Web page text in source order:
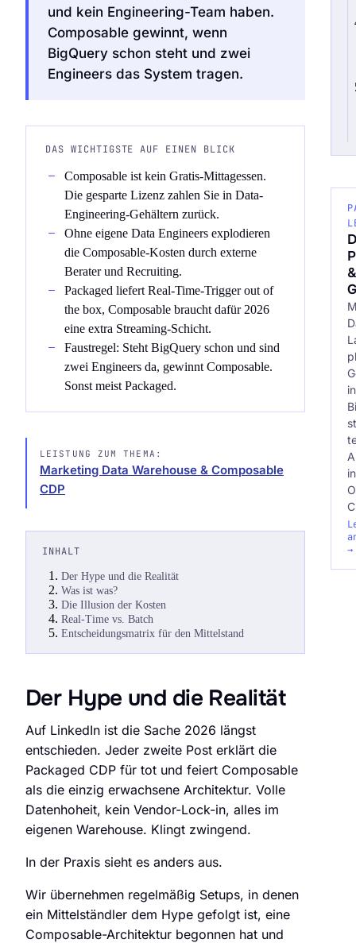
+49 89 921 35 623
und kein Engineering-Team haben.
Composable gewinnt, wenn
BigQuery schon steht und zwei
Engineers das System tragen.
DAS WICHTIGSTE AUF EINEN BLICK
Composable ist kein Gratis-Mittagessen.
Die gesparte Lizenz zahlen Sie in Data-
Engineering-Gehältern zurück.
Ohne eigene Data Engineers explodieren
die Composable-Kosten durch externe
Berater und Recruiting.
Packaged liefert Real-Time-Trigger out of
the box, Composable braucht dafür 2026
eine extra Streaming-Schicht.
Faustregel: Steht BigQuery schon und sind
zwei Engineers da, gewinnt Composable.
Sonst meist Packaged.
LEISTUNG ZUM THEMA:
Marketing Data Warehouse & Composable
CDP
INHALT
Der Hype und die Realität
Was ist was?
Die Illusion der Kosten
Real-Time vs. Batch
Entscheidungsmatrix für den Mittelstand
Der Hype und die Realität
Auf LinkedIn ist die Sache 2026 längst
entschieden. Jeder zweite Post erklärt die
Packaged CDP für tot und feiert Composable
als die einzig erwachsene Architektur. Volle
Datenhoheit, kein Vendor-Lock-in, alles im
eigenen Warehouse. Klingt zwingend.
In der Praxis sieht es anders aus.
Wir übernehmen regelmäßig Setups, in denen
ein Mittelständler dem Hype gefolgt ist, eine
Composable-Architektur begonnen hat und
&
in
→